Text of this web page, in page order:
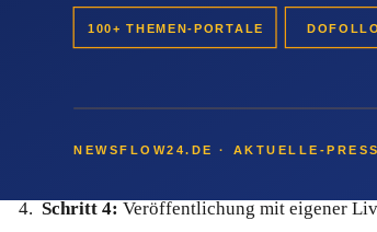
Schritt 4: Veröffentlichung mit eigener